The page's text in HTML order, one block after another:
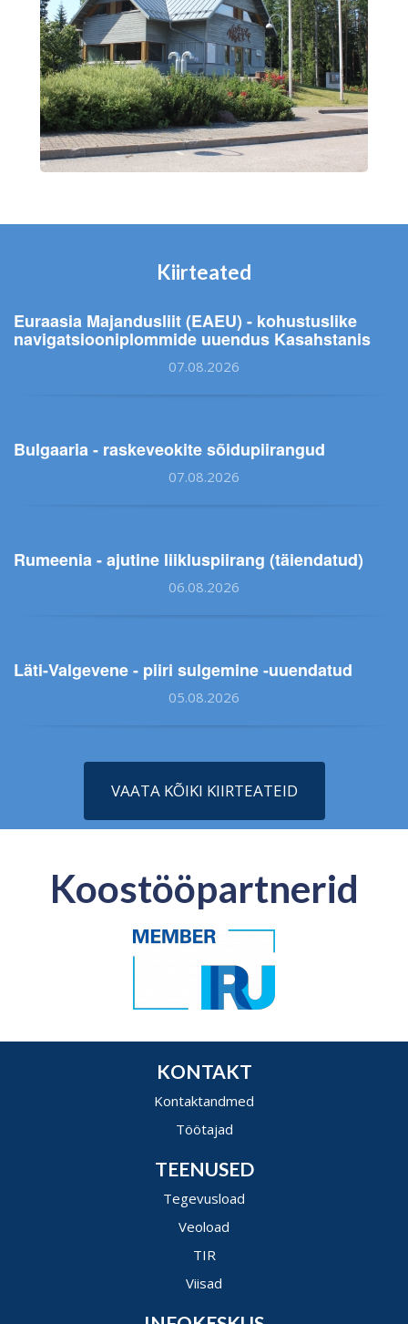
Kiirteated
Euraasia Majandusliit (EAEU) - kohustuslike
navigatsiooniplommide uuendus Kasahstanis
07.08.2026
Bulgaaria - raskeveokite sõidupiirangud
07.08.2026
Rumeenia - ajutine liikluspiirang (täiendatud)
06.08.2026
Läti-Valgevene - piiri sulgemine -uuendatud
05.08.2026
VAATA KÕIKI KIIRTEATEID
Koostööpartnerid
KONTAKT
Kontaktandmed
Töötajad
TEENUSED
Tegevusload
Veoload
TIR
Viisad